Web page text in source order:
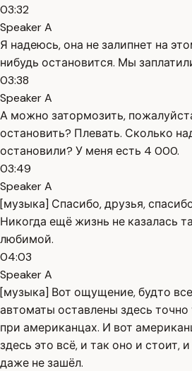
03:32
Speaker A
Я надеюсь, она не залипнет на
нибудь остановится. Мы
03:38
Speaker A
А можно затормозить,
остановить? Плевать. Сколько
остановили? У меня есть 4 000.
03:49
Speaker A
[музыка] Спасибо, друзья,
Никогда ещё жизнь не казалась
любимой.
04:03
Speaker A
[музыка] Вот ощущение, будто
автоматы оставлены здесь точно
при американцах. И вот
здесь это всё, и так оно и стоит,
даже не зашёл.